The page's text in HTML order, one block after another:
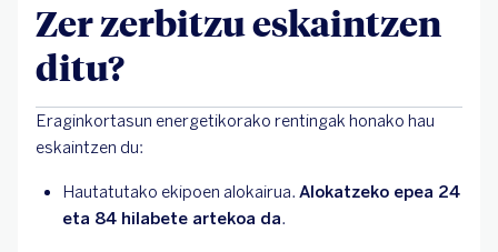
Zer zerbitzu eskaintzen
ditu?
Eraginkortasun energetikorako rentingak honako hau
eskaintzen du:
Hautatutako ekipoen alokairua. Alokatzeko epea 24
eta 84 hilabete artekoa da.